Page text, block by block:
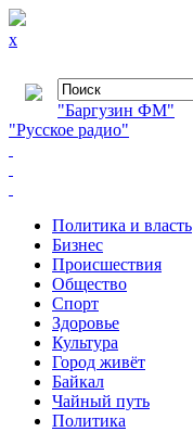
x
"Баргузин ФМ"
"Русское радио"
Политика и власть
Бизнес
Происшествия
Общество
Cпорт
Здоровье
Культура
Город живёт
Байкал
Чайный путь
Политика